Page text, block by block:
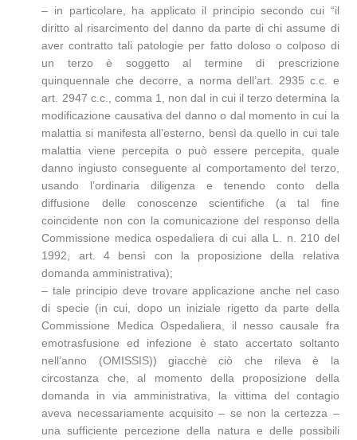
– in particolare, ha applicato il principio secondo cui “il
diritto al risarcimento del danno da parte di chi assume di
aver contratto tali patologie per fatto doloso o colposo di
un terzo è soggetto al termine di prescrizione
quinquennale che decorre, a norma dell’art. 2935 c.c. e
art. 2947 c.c., comma 1, non dal in cui il terzo determina la
modificazione causativa del danno o dal momento in cui la
malattia si manifesta all’esterno, bensì da quello in cui tale
malattia viene percepita o può essere percepita, quale
danno ingiusto conseguente al comportamento del terzo,
usando l’ordinaria diligenza e tenendo conto della
diffusione delle conoscenze scientifiche (a tal fine
coincidente non con la comunicazione del responso della
Commissione medica ospedaliera di cui alla L. n. 210 del
1992, art. 4 bensì con la proposizione della relativa
domanda amministrativa);
– tale principio deve trovare applicazione anche nel caso
di specie (in cui, dopo un iniziale rigetto da parte della
Commissione Medica Ospedaliera, il nesso causale fra
emotrasfusione ed infezione è stato accertato soltanto
nell’anno (OMISSIS)) giacchè ciò che rileva è la
circostanza che, al momento della proposizione della
domanda in via amministrativa, la vittima del contagio
aveva necessariamente acquisito – se non la certezza –
una sufficiente percezione della natura e delle possibili